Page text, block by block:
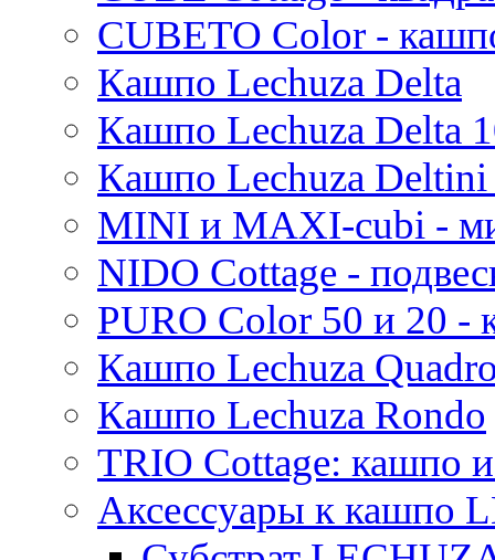
Mees
Pure
CUBETO Color -
Кашпо Lechuza Delta
Кашпо Lechuza Delta
Кашпо Lechuza
MINI и MAXI-cubi -
NIDO Cottage -
PURO Color 50 и 20
Кашпо Lechuza
Кашпо Lechuza Rondo
TRIO Cottage: кашпо
Аксессуары к кашпо